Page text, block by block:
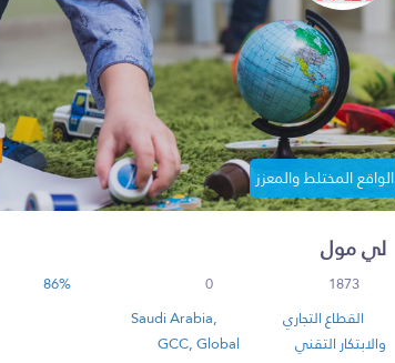
الواقع المختلط والمعزز
لي مول
1873
0
86%
القطاع التجاري
والابتكار التقني
Saudi Arabia,
GCC, Global